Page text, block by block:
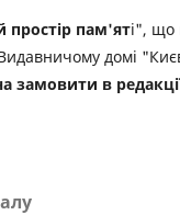
простір пам'яті", що
домі
замовити в